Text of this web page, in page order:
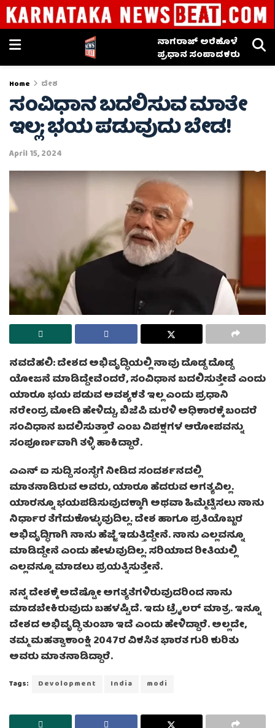
ನಾಗರಾಜ್ ಅರೆಹೊಳೆ
ಪ್ರಧಾನ ಸಂಪಾದಕರು
Home ದೇಶ
ಸಂವಿಧಾನ ಬದಲಿಸುವ ಮಾತೇ
ಇಲ್ಲ; ಭಯ ಪಡುವುದು ಬೇಡ!
April 15, 2024
ನವದೆಹಲಿ: ದೇಶದ ಅಭಿವೃದ್ಧಿಯಲ್ಲಿ ನಾವು ದೊಡ್ಡ ದೊಡ್ಡ
ಯೋಜನೆ ಮಾಡಿದ್ದೇವೆಂದರೆ, ಸಂವಿಧಾನ ಬದಲಿಸುತ್ತೇವೆ ಎಂದು
ಯಾರೂ ಭಯ ಪಡುವ ಅವಶ್ಯಕತೆ ಇಲ್ಲ ಎಂದು ಪ್ರಧಾನಿ
ನರೇಂದ್ರ ಮೋದಿ ಹೇಳಿದ್ದು, ಬಿಜೆಪಿ ಮರಳಿ ಅಧಿಕಾರಕ್ಕೆ ಬಂದರೆ
ಸಂವಿಧಾನ ಬದಲಿಸುತ್ತಾರೆ ಎಂಬ ವಿಪಕ್ಷಗಳ ಆರೋಪವನ್ನು
ಸಂಪೂರ್ಣವಾಗಿ ತಳ್ಳಿ ಹಾಕಿದ್ದಾರೆ.
ಎಎನ್ ಐ ಸುದ್ದಿ ಸಂಸ್ಥೆಗೆ ನೀಡಿದ ಸಂದರ್ಶನದಲ್ಲಿ
ಮಾತನಾಡಿರುವ ಅವರು, ಯಾರೂ ಹೆದರುವ ಅಗತ್ಯವಿಲ್ಲ.
ಯಾರನ್ನೂ ಭಯಪಡಿಸುವುದಕ್ಕಾಗಿ ಅಥವಾ ಹಿಮ್ಮೆಟ್ಟಿಸಲು ನಾನು
ನಿರ್ಧಾರ ತೆಗೆದುಕೊಳ್ಳುವುದಿಲ್ಲ. ದೇಶ ಹಾಗೂ ಪ್ರತಿಯೊಬ್ಬರ
ಅಭಿವೃದ್ಧಿಗಾಗಿ ನಾನು ಹೆಜ್ಜೆ ಇಡುತ್ತಿದ್ದೇನೆ. ನಾನು ಎಲ್ಲವನ್ನೂ
ಮಾಡಿದ್ದೇನೆ ಎಂದು ಹೇಳುವುದಿಲ್ಲ. ಸರಿಯಾದ ರೀತಿಯಲ್ಲಿ
ಎಲ್ಲವನ್ನೂ ಮಾಡಲು ಪ್ರಯತ್ನಿಸುತ್ತೇನೆ.
ನನ್ನ ದೇಶಕ್ಕೆ ಅದೆಷ್ಟೋ ಅಗತ್ಯತೆಗಳಿರುವುದರಿಂದ ನಾನು
ಮಾಡಬೇಕಿರುವುದು ಬಹಳಷ್ಟಿದೆ. ಇದು ಟ್ರೈಲರ್ ಮಾತ್ರ. ಇನ್ನೂ
ದೇಶದ ಅಭಿವೃದ್ಧಿ ತುಂಬಾ ಇದೆ ಎಂದು ಹೇಳಿದ್ದಾರೆ. ಅಲ್ಲದೇ,
ತಮ್ಮ ಮಹತ್ವಾಕಾಂಕ್ಷಿ 2047ರ ವಿಕಸಿತ ಭಾರತ ಗುರಿ ಕುರಿತು
ಅವರು ಮಾತನಾಡಿದ್ದಾರೆ.
Tags: Devolopment India modi